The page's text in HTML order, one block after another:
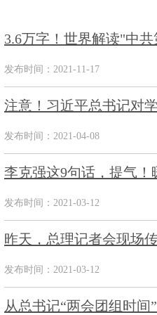
3.6万字！世界解读"中
发布时间：2021-11-17
注意！习近平总书记对
发布时间：2021-04-08
李克强这9句话，提气！
发布时间：2021-03-12
昨天，总理记者会现场
发布时间：2021-03-12
从总书记“两会团组时